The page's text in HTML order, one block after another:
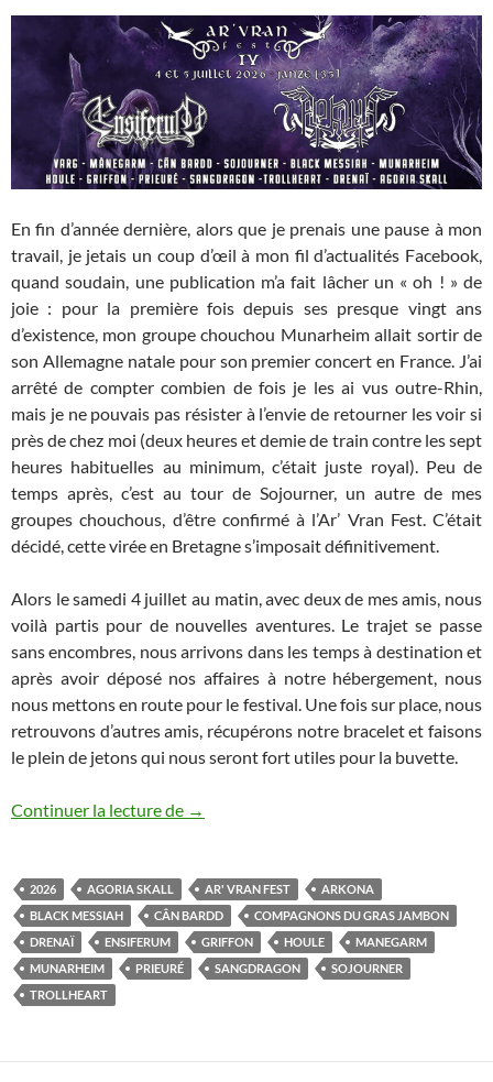
En fin d’année dernière, alors que je prenais une pause à mon
travail, je jetais un coup d’œil à mon fil d’actualités Facebook,
quand soudain, une publication m’a fait lâcher un « oh ! » de
joie : pour la première fois depuis ses presque vingt ans
d’existence, mon groupe chouchou Munarheim allait sortir de
son Allemagne natale pour son premier concert en France. J’ai
arrêté de compter combien de fois je les ai vus outre-Rhin,
mais je ne pouvais pas résister à l’envie de retourner les voir si
près de chez moi (deux heures et demie de train contre les sept
heures habituelles au minimum, c’était juste royal). Peu de
temps après, c’est au tour de Sojourner, un autre de mes
groupes chouchous, d’être confirmé à l’Ar’ Vran Fest. C’était
décidé, cette virée en Bretagne s’imposait définitivement.
Alors le samedi 4 juillet au matin, avec deux de mes amis, nous
voilà partis pour de nouvelles aventures. Le trajet se passe
sans encombres, nous arrivons dans les temps à destination et
après avoir déposé nos affaires à notre hébergement, nous
nous mettons en route pour le festival. Une fois sur place, nous
retrouvons d’autres amis, récupérons notre bracelet et faisons
le plein de jetons qui nous seront fort utiles pour la buvette.
Continuer la lecture de Ar’ Vran Fest IV
→
2026 AGORIA SKALL AR' VRAN FEST
ARKONA
BLACK MESSIAH
CÂN BARDD
COMPAGNONS DU GRAS JAMBON
DRENAÏ
ENSIFERUM GRIFFON HOULE
MANEGARM
MUNARHEIM
PRIEURÉ SANGDRAGON
SOJOURNER
TROLLHEART